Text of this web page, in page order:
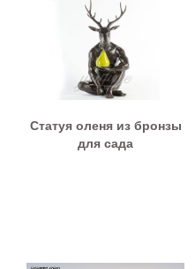
Статуя оленя из бронзы
для сада